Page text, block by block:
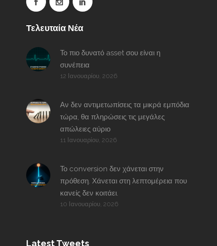
Τελευταία Νέα
Το πιο δυνατό asset σου είναι η
συνέπεια
12 Ιανουαρίου, 2026
Αν δεν αντιμετωπίσεις τα μικρά εμπόδια
τώρα, θα πληρώσεις τις μεγάλες
απώλειες αύριο
11 Ιανουαρίου, 2026
Το conversion δεν χάνεται στην
πρόθεση. Χάνεται στη λεπτομέρεια που
κανείς δεν κοιτάει.
10 Ιανουαρίου, 2026
Latest Tweets